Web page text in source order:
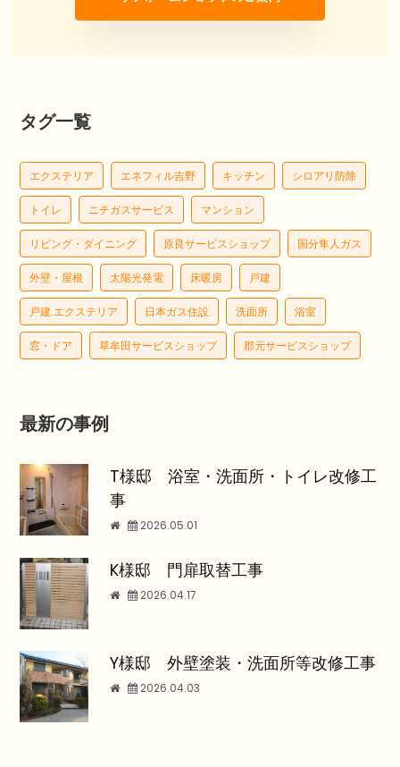
タグ一覧
エクステリア エネフィル吉野 キッチン シロアリ防除
トイレ ニチガスサービス マンション
リビング・ダイニング 原良サービスショップ 国分隼人ガス
外壁・屋根 太陽光発電 床暖房 戸建
戸建.エクステリア 日本ガス住設 洗面所 浴室
窓・ドア 草牟田サービスショップ 郡元サービスショップ
最新の事例
T様邸 浴室・洗面所・トイレ改修工
事
2026.05.01
K様邸 門扉取替工事
2026.04.17
Y様邸 外壁塗装・洗面所等改修工事
2026.04.03